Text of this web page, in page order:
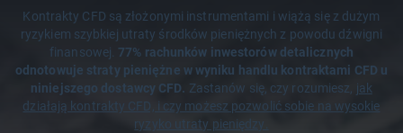
Kontrakty CFD są złożonymi instrumentami i wiążą się z dużym
ryzykiem szybkiej utraty środków pieniężnych z powodu dźwigni
finansowej. 77% rachunków inwestorów detalicznych
odnotowuje straty pieniężne w wyniku handlu kontraktami CFD u
niniejszego dostawcy CFD. Zastanów się, czy rozumiesz, jak
działają kontrakty CFD, i czy możesz pozwolić sobie na wysokie
ryzyko utraty pieniędzy.